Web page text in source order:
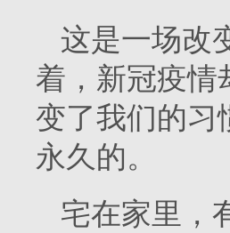
这是一场改
着，新冠疫情
变了我们的习
永久的。
宅在家里，